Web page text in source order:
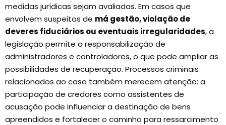
medidas jurídicas sejam avaliadas. Em casos que
envolvem suspeitas de má gestão, violação de
deveres fiduciários ou eventuais irregularidades, a
legislação permite a responsabilização de
administradores e controladores, o que pode ampliar as
possibilidades de recuperação. Processos criminais
relacionados ao caso também merecem atenção: a
participação de credores como assistentes de
acusação pode influenciar a destinação de bens
apreendidos e fortalecer o caminho para ressarcimento